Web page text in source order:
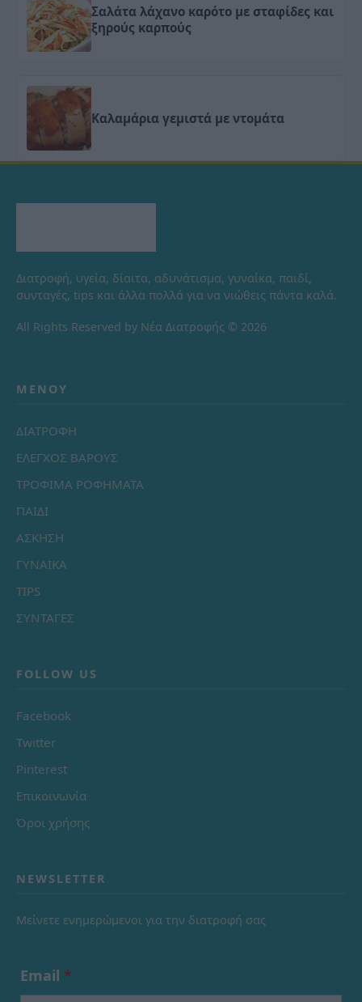
Σαλάτα λάχανο καρότο με σταφίδες και
ξηρούς καρπούς
Καλαμάρια γεμιστά με ντομάτα
Διατροφή, υγεία, δίαιτα, αδυνάτισμα, γυναίκα, παιδί,
συνταγές, tips και άλλα πολλά για να νιώθεις πάντα καλά.
All Rights Reserved by Νέα Διατροφής © 2026
ΜΕΝΟΎ
ΔΙΑΤΡΟΦΗ
ΕΛΕΓΧΟΣ ΒΑΡΟΥΣ
ΤΡΟΦΙΜΑ ΡΟΦΗΜΑΤΑ
ΠΑΙΔΙ
ΑΣΚΗΣΗ
ΓΥΝΑΙΚΑ
TIPS
ΣΥΝΤΑΓΕΣ
FOLLOW US
Facebook
Twitter
Pinterest
Επικοινωνία
Όροι χρήσης
NEWSLETTER
Μείνετε ενημερώμενοι για την διατροφή σας
Email *